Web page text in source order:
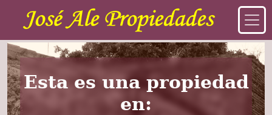
Esta es una propiedad
en: